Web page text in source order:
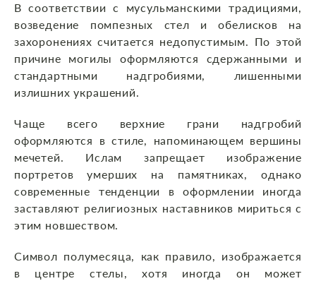
В соответствии с мусульманскими традициями,
возведение помпезных стел и обелисков на
захоронениях считается недопустимым. По этой
причине могилы оформляются сдержанными и
стандартными надгробиями, лишенными
излишних украшений.
Чаще всего верхние грани надгробий
оформляются в стиле, напоминающем вершины
мечетей. Ислам запрещает изображение
портретов умерших на памятниках, однако
современные тенденции в оформлении иногда
заставляют религиозных наставников мириться с
этим новшеством.
Символ полумесяца, как правило, изображается
в центре стелы, хотя иногда он может